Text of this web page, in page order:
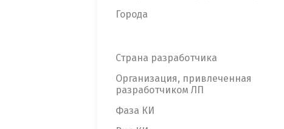
Города
Страна разработчика
Организация, привлеченная
разработчиком ЛП
Фаза КИ